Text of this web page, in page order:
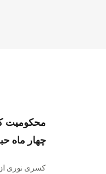
چهار ماه
کسری نوری از